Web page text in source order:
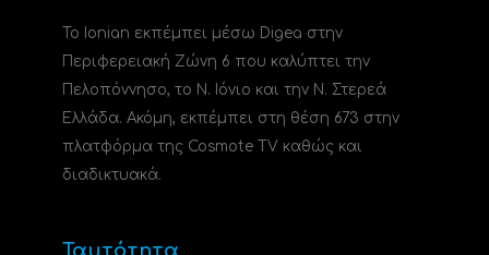
Το Ionian εκπέμπει μέσω Digea στην
Περιφερειακή Ζώνη 6 που καλύπτει την
Πελοπόννησο, το N. Ιόνιο και την Ν. Στερεά
Ελλάδα. Ακόμη, εκπέμπει στη θέση 673 στην
πλατφόρμα της Cosmote TV καθώς και
διαδικτυακά.